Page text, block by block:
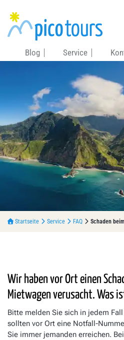
Blog Service
Startseite Service FAQ Schaden
Wir haben vor Ort einen
Mietwagen verusacht. Was
Bitte melden Sie sich in jedem
sollten vor Ort eine Notfall-
Sie immer jemanden erreichen.